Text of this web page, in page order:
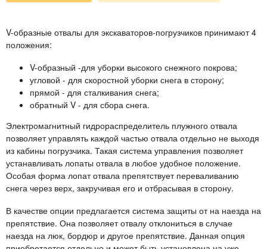
V-образные отвалы для экскаваторов-погрузчиков принимают 4
положения:
V-образный -для уборки высокого снежного покрова;
угловой - для скоростной уборки снега в сторону;
прямой - для сталкивания снега;
обратный V - для сбора снега.
Электромагнитный гидрораспределитель плужного отвала
позволяет управлять каждой частью отвала отдельно не выходя
из кабины погрузчика. Такая система управления позволяет
устанавливать лопаты отвала в любое удобное положение.
Особая форма лопат отвала препятствует переваливанию
снега через верх, закручивая его и отбрасывая в сторону.
В качестве опции предлагается система защиты от на наезда на
препятствие. Она позволяет отвалу отклониться в случае
наезда на люк, бордюр и другое препятствие. Данная опция